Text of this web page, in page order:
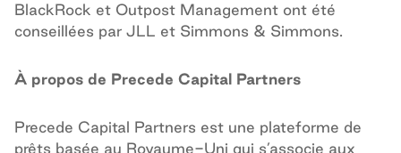
BlackRock et Outpost Management ont été
conseillées par JLL et Simmons & Simmons.
À propos de Precede Capital Partners
Precede Capital Partners est une plateforme de
prêts basée au Royaume-Uni qui s’associe aux